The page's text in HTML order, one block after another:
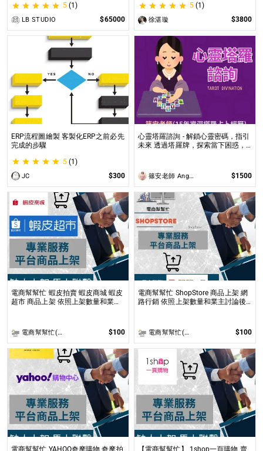
類補助 /貸款類計畫等企劃書撰寫
5 (1)
LB STUDIO $65000
5 (1)
徐湛璇 $3800
ERP流程圖繪製 客製化ERP之前必先
完成的步驟
5 (1)
JC $300
心靈塔羅諮詢 - 解鎖心靈密碼，指引
未來 透過塔羅牌，探索當下困惑，
篠安老師 Angel Yang $1500
電商幫幫忙 蝦皮拍賣 蝦皮商城 蝦皮
超市 商品上架 依照上架數量和業主
電商幫幫忙(電商平台代營運/電商上架/運營策略/網路行銷) $100
電商幫幫忙 ShopStore 商品上架 網
路行銷 依照上架數量和業主討論後
電商幫幫忙(電商平台代營運/電商上架/運營策略/網路行銷) $100
電商幫幫忙 YAHOO奇摩購物 奇摩拍 【電商幫幫忙】 1shop一頁購物 賣